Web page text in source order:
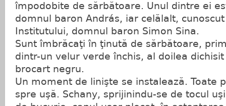
împodobite de sărbătoare. Unul dintre ei
domnul baron András, iar celălalt,
Institutului, domnul baron Simon Sina.
Sunt îmbrăcaţi în ţinută de sărbătoare,
dintr-un velur verde închis, al doilea
brocart negru.
Un moment de linişte se instalează. Toate
spre uşă. Schany, sprijinindu-se de tocul